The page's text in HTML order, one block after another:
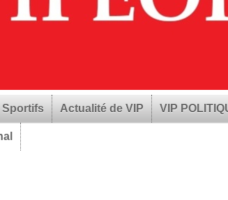
Sportifs Actualité de VIP VIP